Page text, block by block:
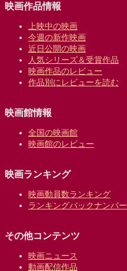
映画作品情報
上映中の映画
今週の新作映画
近日公開の映画
人気シリーズ＆受賞作品
映画作品のレビュー
作品別にレビューを読む
映画館情報
全国の映画館
映画館のレビュー
映画ランキング
映画動員数ランキング
ランキングバックナンバー
その他コンテンツ
映画ニュース
動画配信作品